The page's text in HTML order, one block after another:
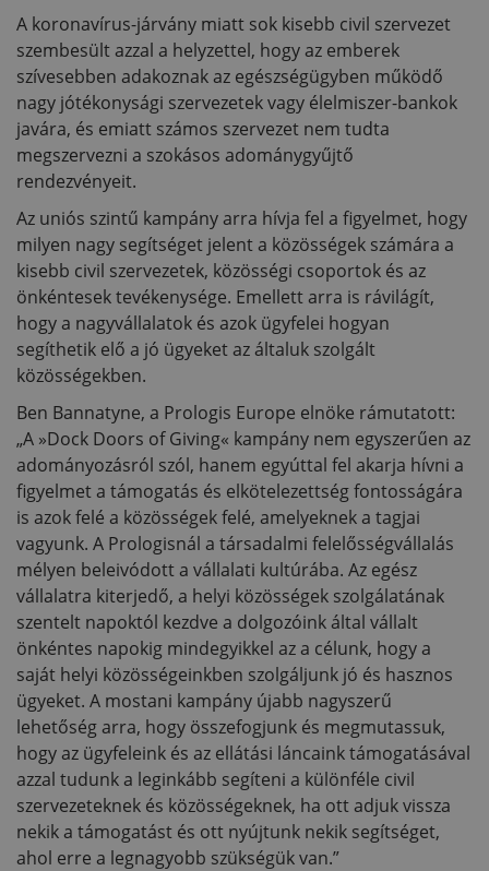
A koronavírus-járvány miatt sok kisebb civil szervezet
szembesült azzal a helyzettel, hogy az emberek
szívesebben adakoznak az egészségügyben működő
nagy jótékonysági szervezetek vagy élelmiszer-bankok
javára, és emiatt számos szervezet nem tudta
megszervezni a szokásos adománygyűjtő
rendezvényeit.
Az uniós szintű kampány arra hívja fel a figyelmet, hogy
milyen nagy segítséget jelent a közösségek számára a
kisebb civil szervezetek, közösségi csoportok és az
önkéntesek tevékenysége. Emellett arra is rávilágít,
hogy a nagyvállalatok és azok ügyfelei hogyan
segíthetik elő a jó ügyeket az általuk szolgált
közösségekben.
Ben Bannatyne, a Prologis Europe elnöke rámutatott:
„A »Dock Doors of Giving« kampány nem egyszerűen az
adományozásról szól, hanem egyúttal fel akarja hívni a
figyelmet a támogatás és elkötelezettség fontosságára
is azok felé a közösségek felé, amelyeknek a tagjai
vagyunk. A Prologisnál a társadalmi felelősségvállalás
mélyen beleivódott a vállalati kultúrába. Az egész
vállalatra kiterjedő, a helyi közösségek szolgálatának
szentelt napoktól kezdve a dolgozóink által vállalt
önkéntes napokig mindegyikkel az a célunk, hogy a
saját helyi közösségeinkben szolgáljunk jó és hasznos
ügyeket. A mostani kampány újabb nagyszerű
lehetőség arra, hogy összefogjunk és megmutassuk,
hogy az ügyfeleink és az ellátási láncaink támogatásával
azzal tudunk a leginkább segíteni a különféle civil
szervezeteknek és közösségeknek, ha ott adjuk vissza
nekik a támogatást és ott nyújtunk nekik segítséget,
ahol erre a legnagyobb szükségük van.”